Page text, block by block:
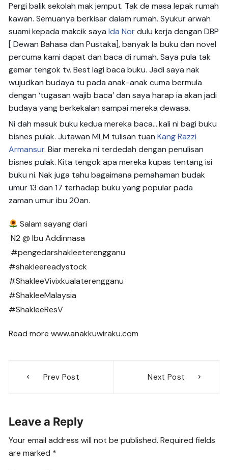
Pergi balik sekolah mak jemput. Tak de masa lepak rumah
kawan. Semuanya berkisar dalam rumah. Syukur arwah
suami kepada makcik sayaIda Nordulu kerja dengan DBP
[ Dewan Bahasa dan Pustaka], banyak la buku dan novel
percuma kami dapat dan baca di rumah. Saya pula tak
gemar tengok tv. Best lagi baca buku. Jadi saya nak
wujudkan budaya tu pada anak-anak cuma bermula
dengan ‘tugasan wajib baca’ dan saya harap ia akan jadi
budaya yang berkekalan sampai mereka dewasa.
Ni dah masuk buku kedua mereka baca….kali ni bagi buku
bisnes pulak. Jutawan MLM tulisan tuanKang Razzi
Armansur. Biar mereka ni terdedah dengan penulisan
bisnes pulak. Kita tengok apa mereka kupas tentang isi
buku ni. Nak juga tahu bagaimana pemahaman budak
umur 13 dan 17 terhadap buku yang popular pada
zaman umur ibu 20an.
Salam sayang dari
N2 @ Ibu Addinnasa
#pengedarshakleeterengganu
#shakleereadystock
#ShakleeVivixkualaterengganu
#ShakleeMalaysia
#ShakleeResV
Read more www.anakkuwiraku.com
navigation
Prev Post Next Post
Leave a Reply
Your email address will not be published. Required fields
are marked *